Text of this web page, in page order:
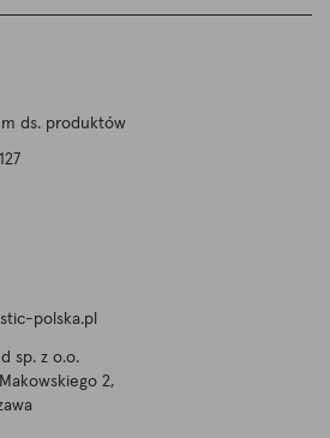
ds. produktów
polska.pl
sp. z o.o.
2,